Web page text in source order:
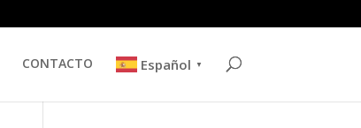
CONTACTO Español ▼